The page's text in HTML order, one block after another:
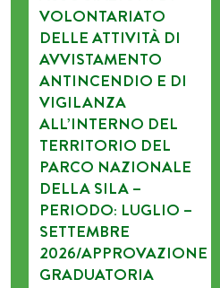
VOLONTARIATO
DELLE ATTIVITÀ DI
AVVISTAMENTO
ANTINCENDIO E DI
VIGILANZA
ALL’INTERNO DEL
TERRITORIO DEL
PARCO NAZIONALE
DELLA SILA –
PERIODO: LUGLIO –
SETTEMBRE
2026/APPROVAZIONE
GRADUATORIA